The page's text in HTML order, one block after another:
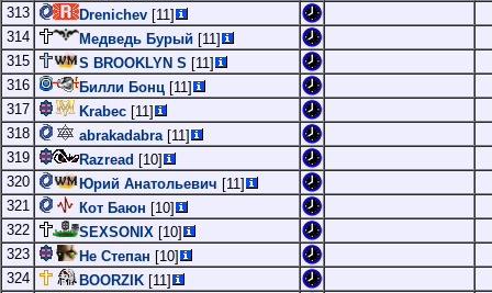
313
Drenichev [11]
314
Медведь Бурый [11]
315
S BROOKLYN S [11]
316
Билли Бонц [11]
317
Krabec [11]
318
abrakadabra[11]
319
Razread [10]
320
Юрий Анатольевич [11]
321
Кот Баюн [10]
322
SEXSONIX [10]
323
Не Степан [10]
324
BOORZIK [11]